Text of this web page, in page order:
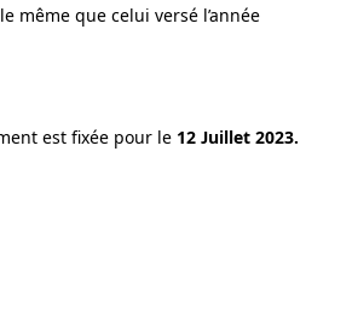
même que celui versé l’année
est fixée pour le 12 Juillet 2023.